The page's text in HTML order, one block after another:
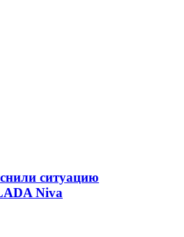
ситуацию
Niva